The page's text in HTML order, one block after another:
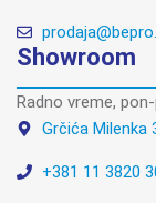
Showroom
Radno vreme,
Grčića Milenka
+381 11 3820